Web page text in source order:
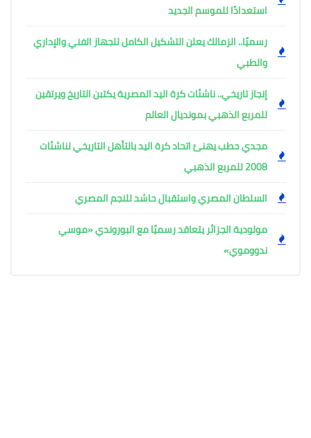
استعدادًا للموسم الجديد
رسميًا.. الزمالك يعلن التشكيل الكامل للجهاز الفني والإداري
والطبي
إنجاز تاريخي.. ناشئات كرة اليد المصرية يكتبن التاريخ ويرتقين
للمربع الذهبي بمونديال العالم
مجدي حطب يهنئ اتحاد كرة اليد بالتأهل التاريخي لناشئات
2008 للمربع الذهبي
السلطان المصري واستقبال حاشد للنجم المصري
مولودية الجزائر يتعاقد رسميًا مع البوروندي «موسي
ندووموي»